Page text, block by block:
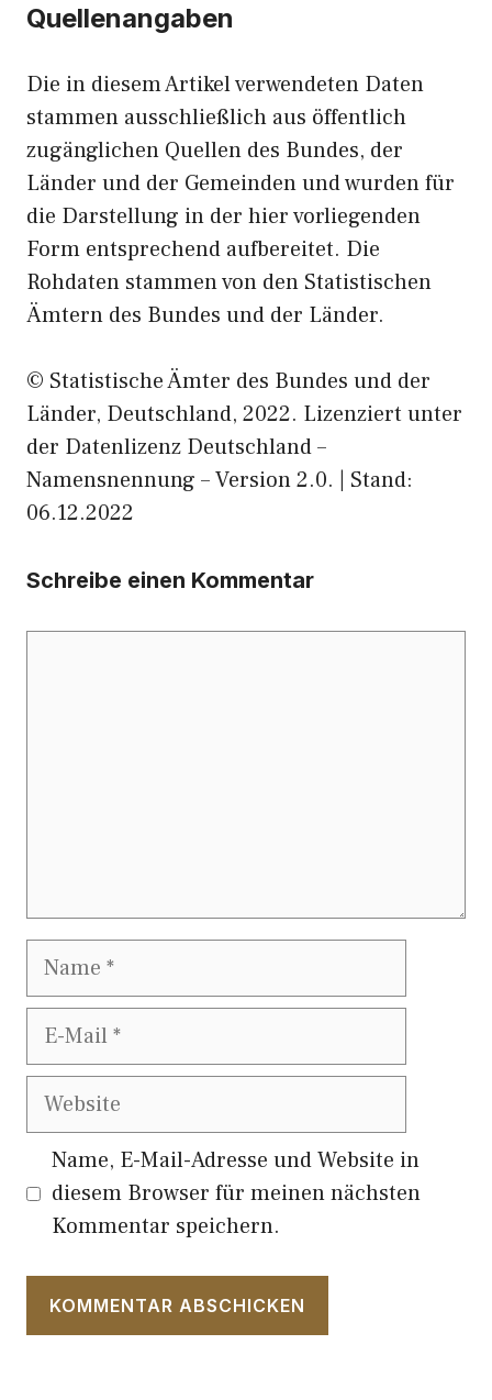
Quellenangaben
Die in diesem Artikel verwendeten Daten
stammen ausschließlich aus öffentlich
zugänglichen Quellen des Bundes, der
Länder und der Gemeinden und wurden für
die Darstellung in der hier vorliegenden
Form entsprechend aufbereitet. Die
Rohdaten stammen von den Statistischen
Ämtern des Bundes und der Länder.
© Statistische Ämter des Bundes und der
Länder, Deutschland, 2022. Lizenziert unter
der Datenlizenz Deutschland –
Namensnennung – Version 2.0. | Stand:
06.12.2022
Schreibe einen Kommentar
Name
E-
Website
Name, E-Mail-Adresse und Website in
diesem Browser für meinen nächsten
Kommentar speichern.